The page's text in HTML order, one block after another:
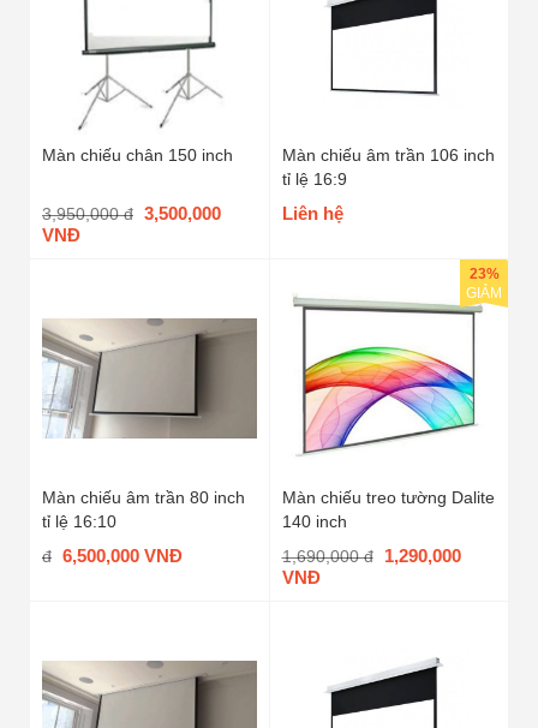
Màn chiếu chân 150 inch
3,950,000 đ 3,500,000
VNĐ
Màn chiếu âm trần 106 inch
tỉ lệ 16:9
Liên hệ
Màn chiếu âm trần 80 inch
tỉ lệ 16:10
đ 6,500,000 VNĐ
Màn chiếu treo tường Dalite
140 inch
1,690,000 đ
1,290,000
VNĐ
23%
GIẢM